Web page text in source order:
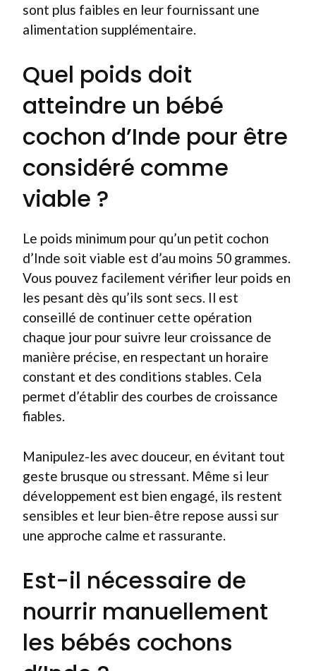
sont plus faibles en leur fournissant une
alimentation supplémentaire.
Quel poids doit
atteindre un bébé
cochon d’Inde pour être
considéré comme
viable ?
Le poids minimum pour qu’un petit cochon
d’Inde soit viable est d’au moins 50 grammes.
Vous pouvez facilement vérifier leur poids en
les pesant dès qu’ils sont secs. Il est
conseillé de continuer cette opération
chaque jour pour suivre leur croissance de
manière précise, en respectant un horaire
constant et des conditions stables. Cela
permet d’établir des courbes de croissance
fiables.
Manipulez-les avec douceur, en évitant tout
geste brusque ou stressant. Même si leur
développement est bien engagé, ils restent
sensibles et leur bien-être repose aussi sur
une approche calme et rassurante.
Est-il nécessaire de
nourrir manuellement
les bébés cochons